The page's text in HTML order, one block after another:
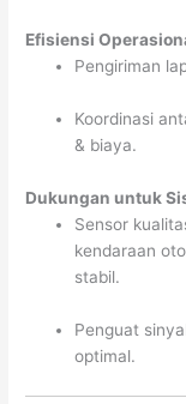
Efisiensi
Pengiriman
Koordinasi
& biaya.
Dukungan untuk
Sensor
kendaraan
stabil.
Penguat
optimal.